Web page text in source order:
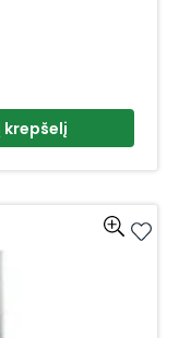
TN10
krepšelį